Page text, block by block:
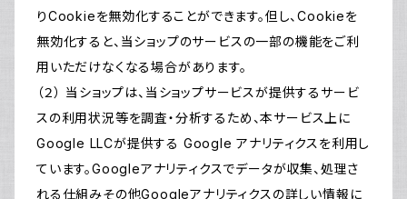
りCookieを無効化することができます。但し、Cookieを
無効化すると、当ショップのサービスの一部の機能をご利
用いただけなくなる場合があります。
（２） 当ショップは、当ショップサービスが提供するサービ
スの利用状況等を調査・分析するため、本サービス上に
Google LLCが提供する Google アナリティクスを利用し
ています。Googleアナリティクスでデータが収集、処理さ
れる仕組みその他Googleアナリティクスの詳しい情報に